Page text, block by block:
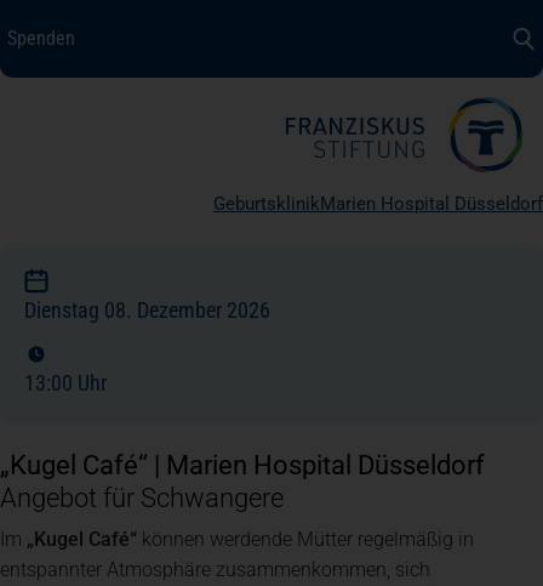
Spenden
Spenden
Patientensicherheit
Unsere Werte
Karriere
Newsroom
GeburtsklinikMarien Hospital Düsseldorf
Dienstag 08. Dezember 2026
13:00 Uhr
„Kugel Café“ | Marien Hospital Düsseldorf
Angebot für Schwangere
Im „Kugel Café“ können werdende Mütter regelmäßig in
entspannter Atmosphäre zusammenkommen, sich